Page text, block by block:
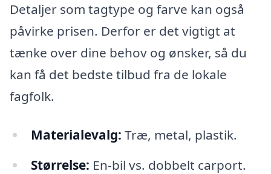
Detaljer som tagtype og farve kan også
påvirke prisen. Derfor er det vigtigt at
tænke over dine behov og ønsker, så du
kan få det bedste tilbud fra de lokale
fagfolk.
Materialevalg: Træ, metal, plastik.
Størrelse: En-bil vs. dobbelt carport.